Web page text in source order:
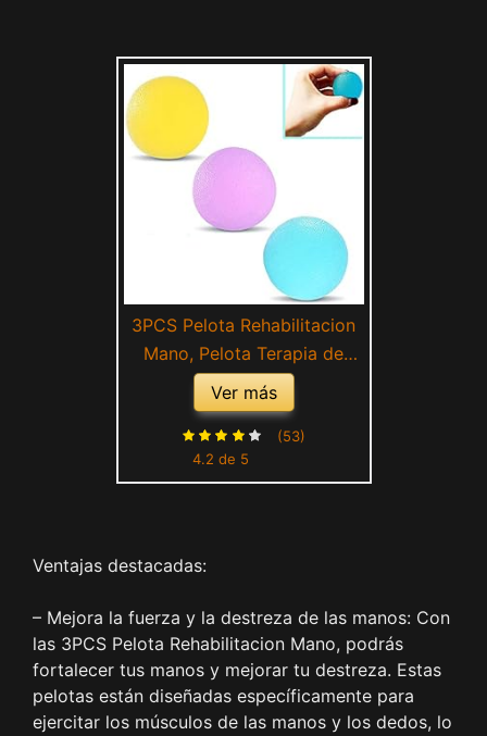
3PCS Pelota Rehabilitacion
Mano, Pelota Terapia de
Mano, Bola de Presión de
Silicona no Tóxica e Inodoro,
para Ejercicios de Manos,
para Aliviar el Estrés
Ver más
4.2 de 5
(53)
Ventajas destacadas:
– Mejora la fuerza y la destreza de las manos: Con
las 3PCS Pelota Rehabilitacion Mano, podrás
fortalecer tus manos y mejorar tu destreza. Estas
pelotas están diseñadas específicamente para
ejercitar los músculos de las manos y los dedos, lo